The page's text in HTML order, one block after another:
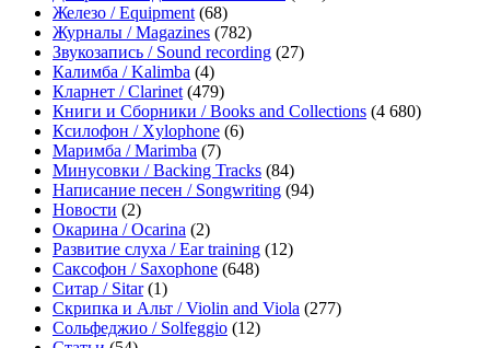
Железо / Equipment (68)
Журналы / Magazines (782)
Звукозапись / Sound recording (27)
Калимба / Kalimba (4)
Кларнет / Clarinet (479)
Книги и Сборники / Books and Collections (4 680)
Ксилофон / Xylophone (6)
Маримба / Marimba (7)
Минусовки / Backing Tracks (84)
Написание песен / Songwriting (94)
Новости (2)
Окарина / Ocarina (2)
Развитие слуха / Ear training (12)
Саксофон / Saxophone (648)
Ситар / Sitar(1)
Скрипка и Альт / Violin and Viola (277)
Сольфеджио / Solfeggio (12)